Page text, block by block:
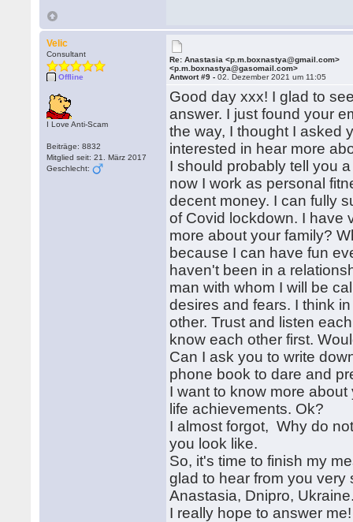
Velic
Consultant
Offline
I Love Anti-Scam
Beiträge: 8832
Mitglied seit: 21. März 2017
Geschlecht:
Re: Anastasia <p.m.boxnastya@gmail.com>
<p.m.boxnastya@gasomail.com>
Antwort #9 -02. Dezember 2021 um 11:05
Good day xxx! I glad to
answer. I just found your
the way, I thought I asked
interested in hear more
I should probably tell you
now I work as personal
decent money. I can fully
of Covid lockdown. I have
more about your family?
because I can have fun
haven't been in a
man with whom I will be
desires and fears. I think
other. Trust and listen
know each other first.
Can I ask you to write
phone book to dare and
I want to know more
life achievements. Ok?
I almost forgot, Why do
you look like.
So, it's time to finish my
glad to hear from you very
Anastasia, Dnipro,
I really hope to answer me!